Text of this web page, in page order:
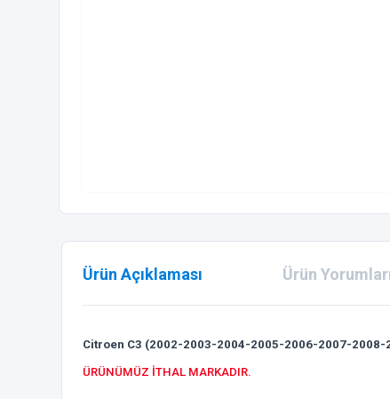
Ürün Açıklaması Ürün
Citroen C3 (2002-2003-2004-2005-2006-2007-
ÜRÜNÜMÜZ İTHAL MARKADIR.